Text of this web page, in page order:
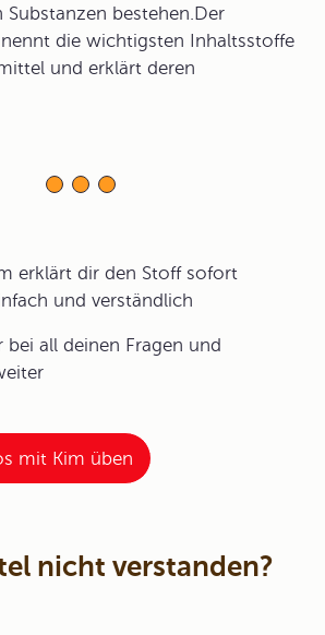
bestehen.Der
die wichtigsten Inhaltsstoffe
und erklärt deren
erklärt dir den Stoff sofort
und verständlich
bei all deinen Fragen und
mit Kim üben
nicht verstanden?